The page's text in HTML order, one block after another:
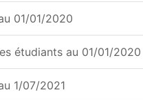
01/01/2020
étudiants au 01/01/2020
1/07/2021